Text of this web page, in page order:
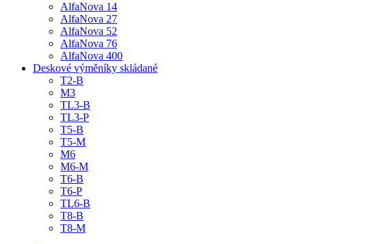
AlfaNova 14
AlfaNova 27
AlfaNova 52
AlfaNova 76
AlfaNova 400
Deskové výměníky skládané
T2-B
M3
TL3-B
TL3-P
T5-B
T5-M
M6
M6-M
T6-B
T6-P
TL6-B
T8-B
T8-M